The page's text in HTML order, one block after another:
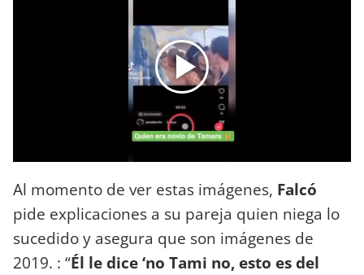
Al momento de ver estas imágenes, Falcó
pide explicaciones a su pareja quien niega lo
sucedido y asegura que son imágenes de
2019. : “Él le dice ‘no Tami no, esto es del